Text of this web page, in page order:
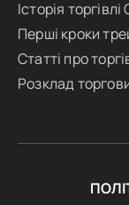
Історія торгівлі
Перші кроки
Статті про
Розклад